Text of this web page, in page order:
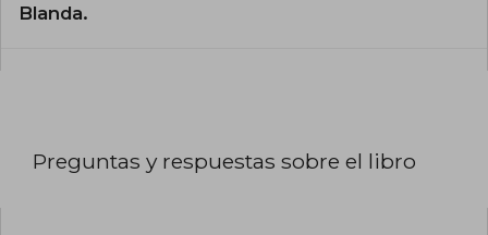
Blanda.
Preguntas y respuestas sobre el libro